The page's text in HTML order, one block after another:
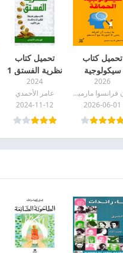
تحميل كتاب
سيكولوجية
الحماقة pdf
2026
جان فرانسوا مارميون
2026-06-01
تحميل كتاب
نظرية الفستق 1
الجزء الاول pdf
2024
عامر الأحمدي
2024-11-12